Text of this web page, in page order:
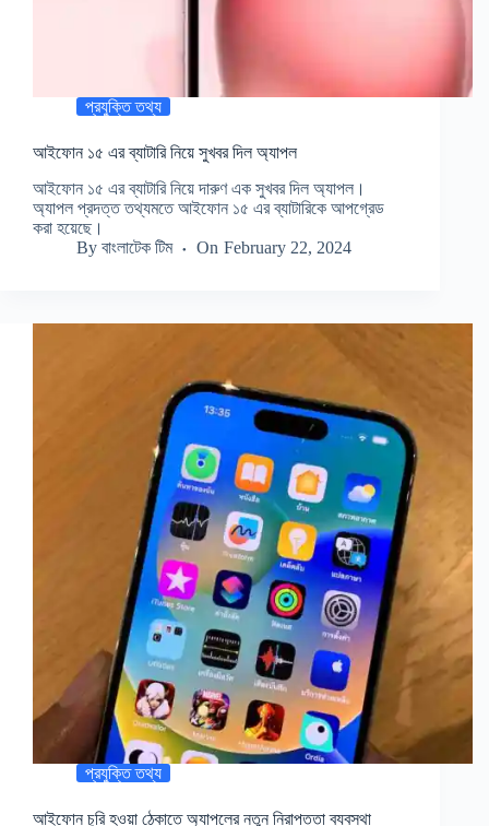
প্রযুক্তি তথ্য
আইফোন ১৫ এর ব্যাটারি নিয়ে সুখবর দিল অ্যাপল
আইফোন ১৫ এর ব্যাটারি নিয়ে দারুণ এক সুখবর দিল অ্যাপল।
অ্যাপল প্রদত্ত তথ্যমতে আইফোন ১৫ এর ব্যাটারিকে আপগ্রেড
করা হয়েছে।
By বাংলাটেক টিম On February 22, 2024
প্রযুক্তি তথ্য
আইফোন চুরি হওয়া ঠেকাতে অ্যাপলের নতুন নিরাপত্তা ব্যবস্থা